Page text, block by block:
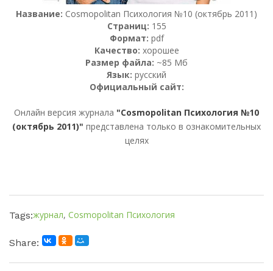
Название: Cosmopolitan Психология №10 (октябрь 2011)
Страниц: 155
Формат: pdf
Качество: хорошее
Размер файла: ~85 Мб
Язык: русский
Официальный сайт:
Онлайн версия журнала "Cosmopolitan Психология №10
(октябрь 2011)" представлена только в ознакомительных
целях
Tags:журнал, Cosmopolitan Психология
Share: